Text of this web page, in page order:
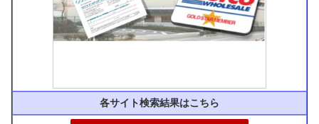
各サイト検索結果はこちら